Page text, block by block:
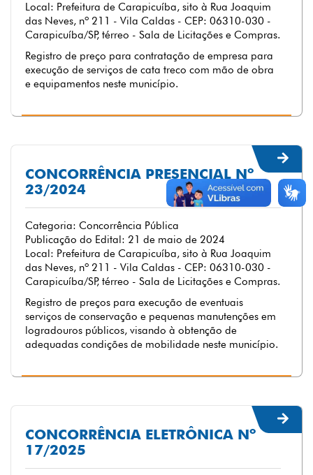
Local: Prefeitura de Carapicuíba, sito à Rua Joaquim
das Neves, nº 211 - Vila Caldas - CEP: 06310-030 -
Carapicuíba/SP, térreo - Sala de Licitações e Compras.
Registro de preço para contratação de empresa para
execução de serviços de cata treco com mão de obra
e equipamentos neste município.
CONCORRÊNCIA PRESENCIAL Nº
23/2024
Categoria: Concorrência Pública
Publicação do Edital: 21 de maio de 2024
Local: Prefeitura de Carapicuíba, sito à Rua Joaquim
das Neves, nº 211 - Vila Caldas - CEP: 06310-030 -
Carapicuíba/SP, térreo - Sala de Licitações e Compras.
Registro de preços para execução de eventuais
serviços de conservação e pequenas manutenções em
logradouros públicos, visando à obtenção de
adequadas condições de mobilidade neste município.
CONCORRÊNCIA ELETRÔNICA Nº
17/2025